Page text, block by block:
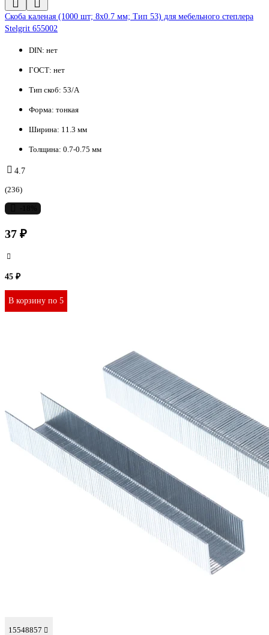
Cкоба каленая (1000 шт; 8x0.7 мм; Тип 53) для мебельного степлера
Stelgrit 655002
DIN: нет
ГОСТ: нет
Тип скоб: 53/A
Форма: тонкая
Ширина: 11.3 мм
Толщина: 0.7-0.75 мм
4.7
(236)
37 ₽
45 ₽
В корзину по 5
15548857